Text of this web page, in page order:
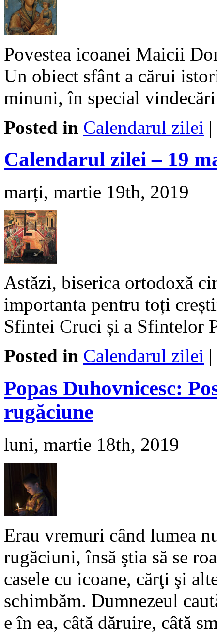
Povestea icoanei Maicii
Un obiect sfânt a cărui
minuni, în special
Posted in Calendarul zilei |
Calendarul zilei – 19
marți, martie 19th, 2019
Astăzi, biserica ortodoxă
importanta pentru toți
Sfintei Cruci și a Sfintelor
Posted in Calendarul zilei |
Popas Duhovnicesc:
rugăciune
luni, martie 18th, 2019
Erau vremuri când lumea
rugăciuni, însă ştia să se
casele cu icoane, cărţi şi
schimbăm. Dumnezeul
e în ea, câtă dăruire, câtă